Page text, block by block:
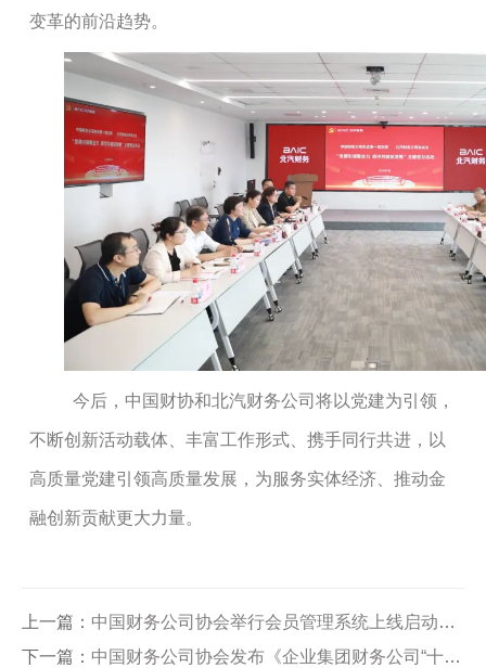
变革的前沿趋势。
今后，中国财协和北汽财务公司将以党建为引领，
不断创新活动载体、丰富工作形式、携手同行共进，以
高质量党建引领高质量发展，为服务实体经济、推动金
融创新贡献更大力量。
上一篇： 中国财务公司协会举行会员管理系统上线启动仪式
下一篇： 中国财务公司协会发布《企业集团财务公司“十五五”规划行业共性情况研究报告》